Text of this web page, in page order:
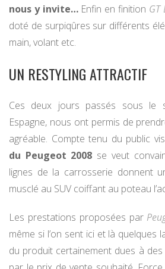
nous y invite…Enfin en finition GT
doté de surpiqûres sur différents
main, volant etc.
UN RESTYLING ATTRACTIF
Ces deux jours passés sous le
Espagne, nous ont permis de
agréable. Compte tenu du public
du Peugeot 2008 se veut
lignes de la carrosserie donnent
musclé au SUV coiffant au poteau
Les prestations proposées par
même si l’on sent ici et là quelques
du produit certainement dues à